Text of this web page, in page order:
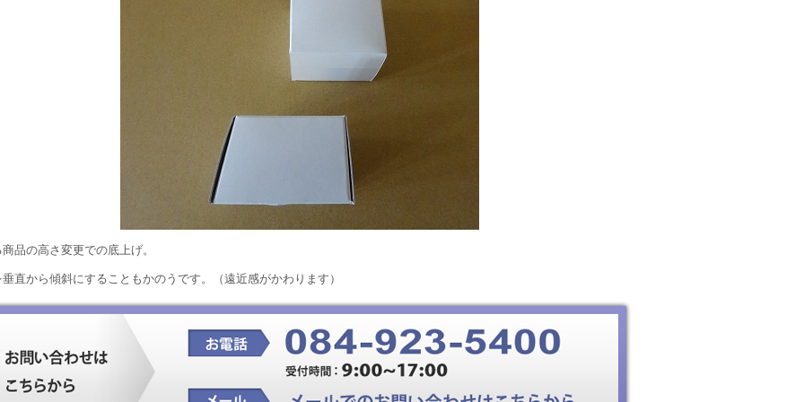
商品の高さ変更での底上げ。
直から傾斜にすることもかのうです。（遠近感がかわります）